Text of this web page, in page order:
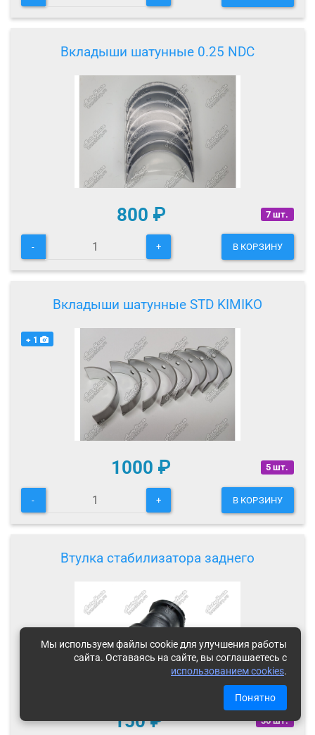
Мы используем файлы cookie для улучшения работы
сайта. Оставаясь на сайте, вы соглашаетесь с
использованием cookies.
Понятно
Вкладыши шатунные 0.25 NDC
7 шт.
800 ₽
- + В КОРЗИНУ
Вкладыши шатунные STD KIMIKO
+ 1
5 шт.
1000 ₽
- + В КОРЗИНУ
Втулка стабилизатора заднего
30 шт.
150₽